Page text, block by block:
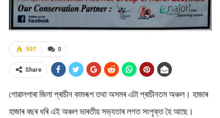
0
597
Share
গোৱালপাৰা জিলা প্ৰাচীন কামৰূপ তথা অসমৰ এটা প্ৰাচীনতম অঞ্চল। হাজাৰ
হাজাৰ বছৰ ধৰি এই অঞ্চল ভাৰতীয় সভ্যতাৰ লগত সংপৃক্ত হৈ আছে।